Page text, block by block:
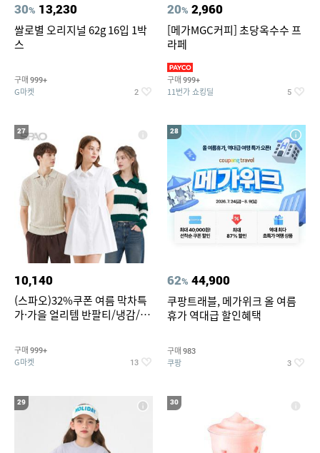
30% 13,230
쌀로별 오리지널 62g 16입 1박
스
구매 999+
G마켓 2
20% 2,960
[메가MGC커피] 초당옥수수 프
라페
구매 999+
11번가 쇼킹딜 5
27
10,140
(스파오)32%쿠폰 여름 막차특
가·가을 얼리템 반팔티/냉감/반
건 외 ~74%OFF
구매 999+
G마켓 13
28
62% 44,900
쿠팡트래블, 메가위크 올 여름
휴가 역대급 할인혜택
구매 983
쿠팡 3
29 30